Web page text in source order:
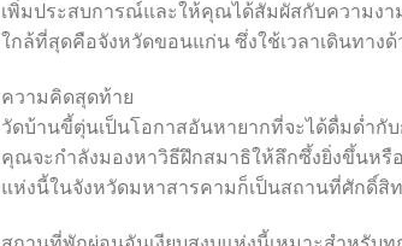
เพิ่มประสบการณ์และให้คุณได้สัมผัสกับความง
ใกล้ที่สุดคือจังหวัดขอนแก่น ซึ่งใช้เวลาเดินทาง
ความคิดสุดท้าย
วัดบ้านขี้ตุ่นเป็นโอกาสอันหายากที่จะได้ดื่มด่ำกั
คุณจะกำลังมองหาวิธีฝึกสมาธิให้ลึกซึ้งยิ่งขึ้นหรื
แห่งนี้ในจังหวัดมหาสารคามก็เป็นสถานที่ศักดิ์